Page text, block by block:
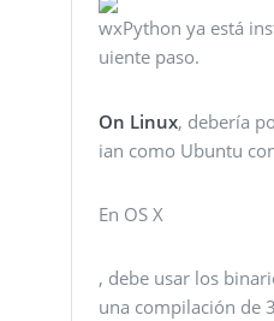
wxPython ya está
uiente paso.
On Linux, debería
ian como Ubuntu
En OS X
, debe usar los
una compilación de